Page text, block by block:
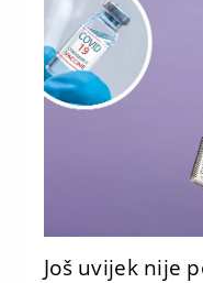
Još uvijek nije